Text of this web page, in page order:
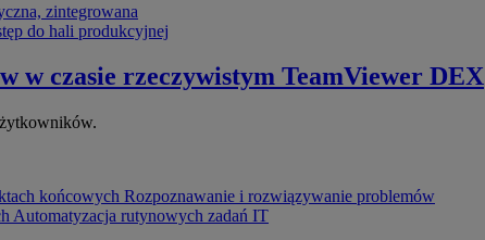
zintegrowana
do hali produkcyjnej
w czasie rzeczywistym TeamViewer DEX
końcowych Rozpoznawanie i rozwiązywanie problemów
Automatyzacja rutynowych zadań IT